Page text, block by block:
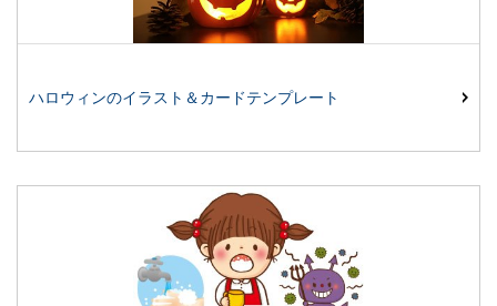
ハロウィンのイラスト＆カードテンプレート